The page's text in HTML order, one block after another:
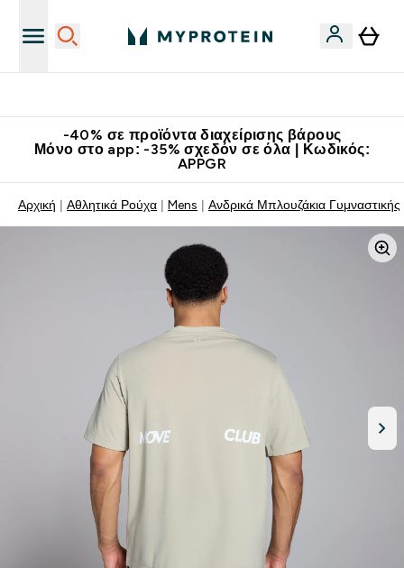
-40% σε προϊόντα διαχείρισης βάρους
Μόνο στο app: -35% σχεδόν σε όλα | Κωδικός:
APPGR
Αρχική Αθλητικά Ρούχα Mens Aνδρικά Μπλουζάκια Γυμναστικής